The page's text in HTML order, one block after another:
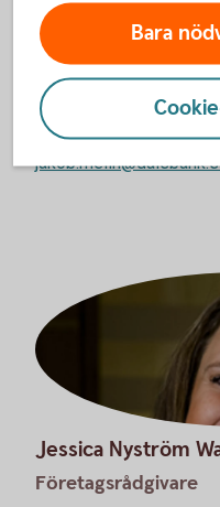
Jakob Melin
Företagsrådgivare
Mellerud
+46530-44006
Jessica Nyström
Företagsrådgivare
Bara